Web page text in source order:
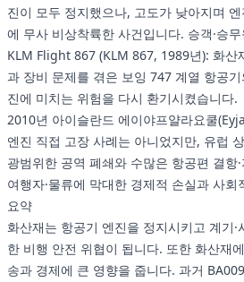
진이 모두 정지했으나, 고도가 낮아지며
에 무사 비상착륙한 사건입니다. 승객·승
KLM Flight 867 (KLM 867, 1989년): 화산
과 장비 문제를 겪은 보잉 747 계열 항공
진에 미치는 위험을 다시 환기시켰습니다.
2010년 아이슬란드 에이야프얄라요쿨
엔진 직접 고장 사례는 아니었지만, 유럽
광범위한 공역 폐쇄와 수많은 항공편 결항
여행자·물류에 막대한 경제적 손실과 사
요약
화산재는 항공기 엔진을 정지시키고 계기·
한 비행 안전 위협이 됩니다. 또한 화산재
송과 경제에 큰 영향을 줍니다. 과거